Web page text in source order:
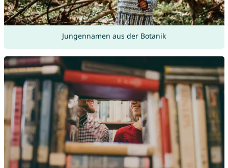
Jungennamen aus der Botanik